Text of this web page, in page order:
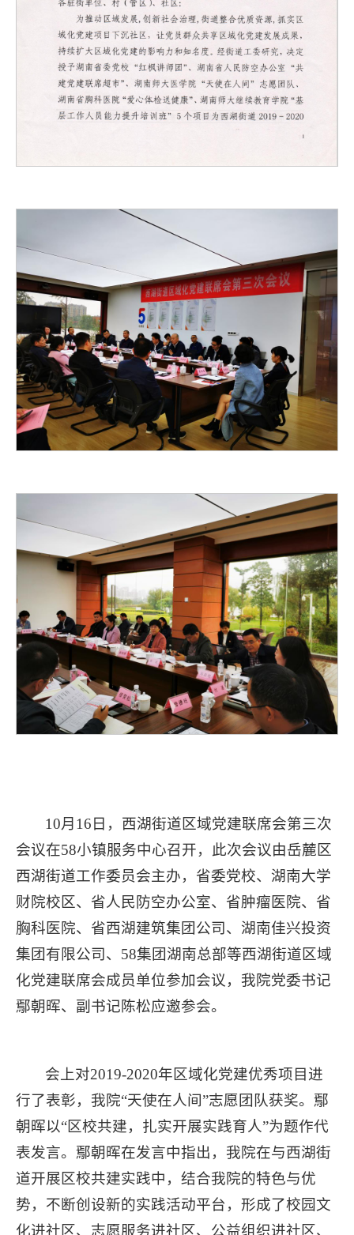
10月16日，西湖街道区域党建联席会第三次
会议在58小镇服务中心召开，此次会议由岳麓区
西湖街道工作委员会主办，省委党校、湖南大学
财院校区、省人民防空办公室、省肿瘤医院、省
胸科医院、省西湖建筑集团公司、湖南佳兴投资
集团有限公司、58集团湖南总部等西湖街道区域
化党建联席会成员单位参加会议，我院党委书记
鄢朝晖、副书记陈松应邀参会。
会上对2019-2020年区域化党建优秀项目进
行了表彰，我院“天使在人间”志愿团队获奖。鄢
朝晖以“区校共建，扎实开展实践育人”为题作代
表发言。鄢朝晖在发言中指出，我院在与西湖街
道开展区校共建实践中，结合我院的特色与优
势，不断创设新的实践活动平台，形成了校园文
化进社区、志愿服务进社区、公益组织进社区、